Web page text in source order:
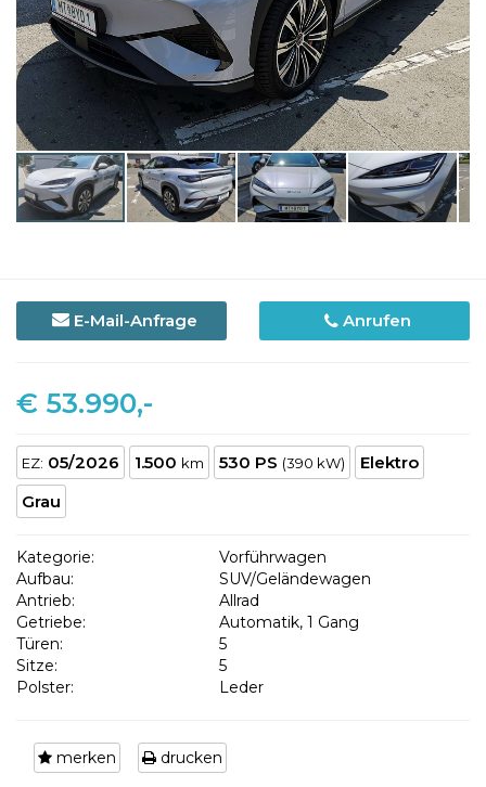
E-Mail-Anfrage Anrufen
€ 53.990,-
EZ: 05/2026 1.500 km 530 PS (390 kW)
Elektro
Grau
Kategorie:
Vorführwagen
Aufbau:
SUV/Geländewagen
Antrieb:
Allrad
Getriebe:
Automatik, 1 Gang
Türen:
5
Sitze:
5
Polster:
Leder
merken drucken